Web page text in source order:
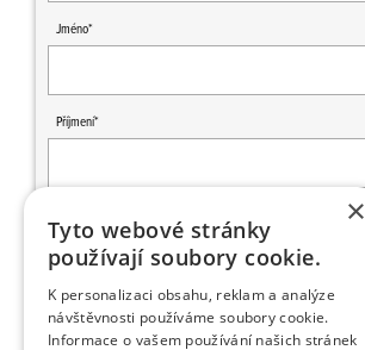
Jméno*
Příjmení*
Město*
×
Tyto webové stránky
používají soubory cookie.
K personalizaci obsahu, reklam a analýze
návštěvnosti používáme soubory cookie.
Informace o vašem používání našich stránek